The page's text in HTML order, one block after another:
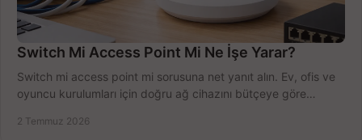
Switch Mi Access Point Mi Ne İşe Yarar?
Switch mi access point mi sorusuna net yanıt alın. Ev, ofis ve
oyuncu kurulumları için doğru ağ cihazını bütçeye göre
2 Temmuz 2026